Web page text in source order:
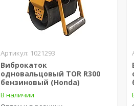
1021293
Виброкаток
одновальцовый TOR R300
бензиновый (Honda)
В наличии